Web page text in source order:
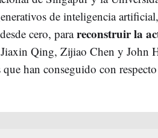
de inteligencia artificial,
cero, parareconstruir la
Qing, Zijiao Chen y John
han conseguido con